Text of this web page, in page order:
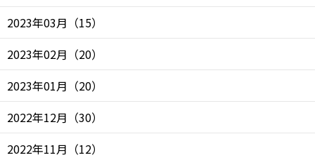
2023年03月 （15）
2023年02月 （20）
2023年01月 （20）
2022年12月 （30）
2022年11月 （12）